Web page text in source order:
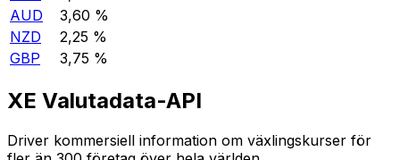
AUD
3,60 %
NZD
2,25 %
GBP
3,75 %
XE Valutadata-API
Driver kommersiell information om växlingskurser för